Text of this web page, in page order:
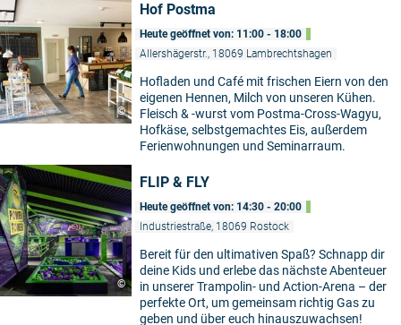
©
Hof Postma
Heute geöffnet von: 11:00 - 18:00
Allershägerstr., 18069 Lambrechtshagen
Hofladen und Café mit frischen Eiern von den
eigenen Hennen, Milch von unseren Kühen.
Fleisch & -wurst vom Postma-Cross-Wagyu,
Hofkäse, selbstgemachtes Eis, außerdem
Ferienwohnungen und Seminarraum.
©
FLIP & FLY
Heute geöffnet von: 14:30 - 20:00
Industriestraße, 18069 Rostock
Bereit für den ultimativen Spaß? Schnapp dir
deine Kids und erlebe das nächste Abenteuer
in unserer Trampolin- und Action-Arena – der
perfekte Ort, um gemeinsam richtig Gas zu
geben und über euch hinauszuwachsen!